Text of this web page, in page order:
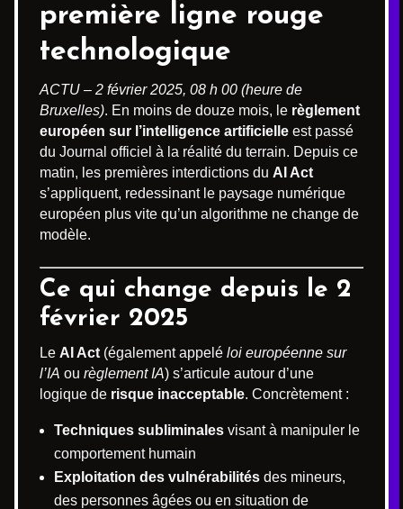
première ligne rouge
technologique
ACTU – 2 février 2025, 08 h 00 (heure de
Bruxelles). En moins de douze mois, le règlement
européen sur l’intelligence artificielle est passé
du Journal officiel à la réalité du terrain. Depuis ce
matin, les premières interdictions du AI Act
s’appliquent, redessinant le paysage numérique
européen plus vite qu’un algorithme ne change de
modèle.
Ce qui change depuis le 2
février 2025
Le AI Act (également appelé loi européenne sur
l’IA ou règlement IA) s’articule autour d’une
logique de risque inacceptable. Concrètement :
Techniques subliminales visant à manipuler le
comportement humain
Exploitation des vulnérabilités des mineurs,
des personnes âgées ou en situation de